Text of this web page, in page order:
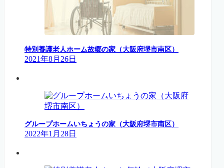
特別養護老人ホーム故郷の家（大阪府堺市南区）
2021年8月26日
グループホームいちょうの家（大阪府堺市南区）
2022年1月28日